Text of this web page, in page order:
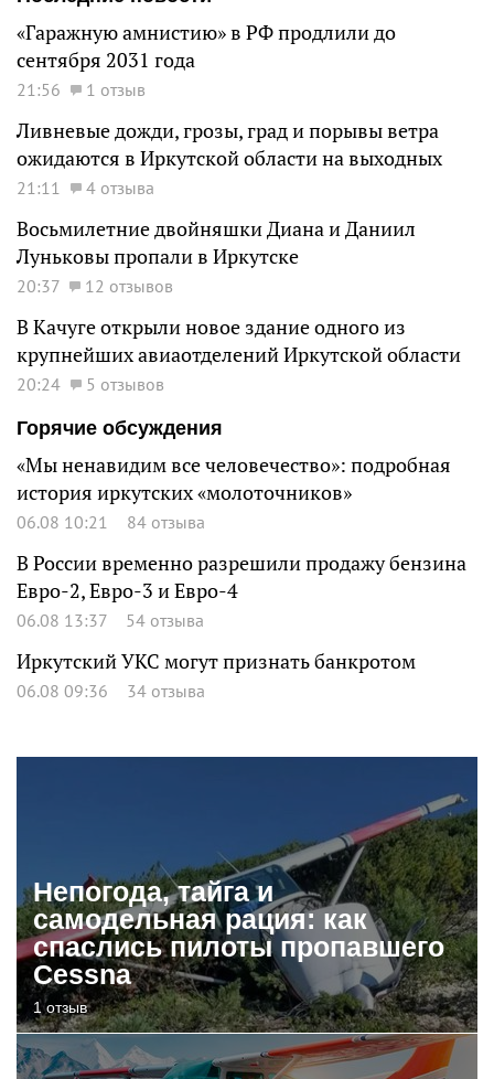
«Гаражную амнистию» в РФ продлили до
сентября 2031 года
21:56 1 отзыв
Ливневые дожди, грозы, град и порывы ветра
ожидаются в Иркутской области на выходных
21:11 4 отзыва
Восьмилетние двойняшки Диана и Даниил
Луньковы пропали в Иркутске
20:37 12 отзывов
В Качуге открыли новое здание одного из
крупнейших авиаотделений Иркутской области
20:24
5 отзывов
Горячие обсуждения
«Мы ненавидим все человечество»: подробная
история иркутских «молоточников»
06.08 10:21 84 отзыва
В России временно разрешили продажу бензина
Евро-2, Евро-3 и Евро-4
06.08 13:37 54 отзыва
Иркутский УКС могут признать банкротом
06.08 09:36 34 отзыва
Непогода, тайга и
самодельная рация: как
спаслись пилоты пропавшего
Cessna
1 отзыв